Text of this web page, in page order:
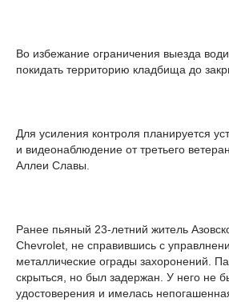
Во избежание ограничения выезда
покидать территорию кладбища до
Для усиления контроля планируется
и видеонаблюдение от третьего
Аллеи Славы.
Ранее пьяный 23-летний житель
Chevrolet, не справившись с
металлические ограды захоронений.
скрыться, но был задержан. У него не
удостоверения и имелась